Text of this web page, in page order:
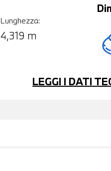
Lunghezza:
4,319 m
LEGGI I DATI